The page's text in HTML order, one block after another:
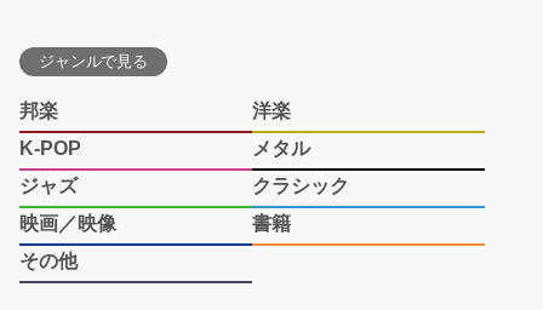
ジャンルで見る
邦楽
洋楽
K-POP
メタル
ジャズ
クラシック
映画／映像
書籍
その他